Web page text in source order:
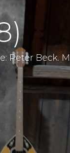
Peter Beck.